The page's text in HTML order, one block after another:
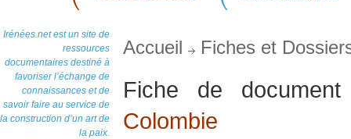
Irénées.net est un site de
ressources
documentaires destiné à
favoriser l’échange de
connaissances et de
savoir faire au service de
la construction d’un art de
la paix.
Accueil Fiches et
Fiche de
Colombie